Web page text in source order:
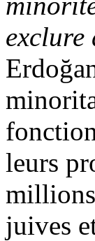
exclure
leurs
juives